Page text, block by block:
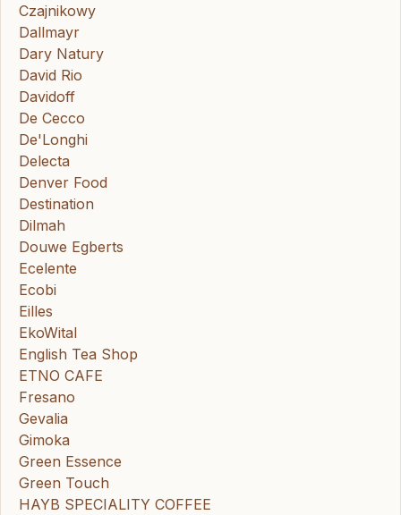
Czajnikowy
Dallmayr
Dary Natury
David Rio
Davidoff
De Cecco
De'Longhi
Delecta
Denver Food
Destination
Dilmah
Douwe Egberts
Ecelente
Ecobi
Eilles
EkoWital
English Tea Shop
ETNO CAFE
Fresano
Gevalia
Gimoka
Green Essence
Green Touch
HAYB SPECIALITY COFFEE